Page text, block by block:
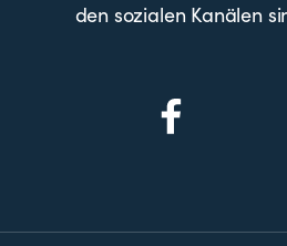
den sozialen Kanälen